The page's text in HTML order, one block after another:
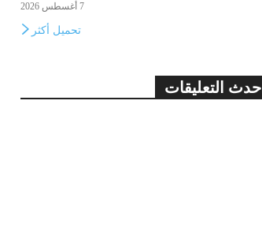
7 أغسطس 2026
تحميل أكثر
احدث التعليقات